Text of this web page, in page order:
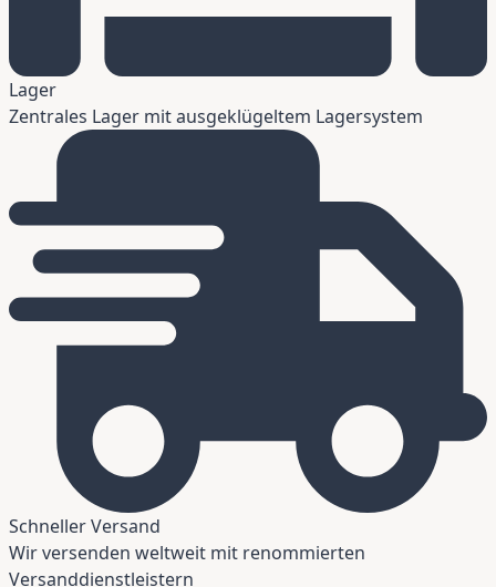
Lager
Zentrales Lager mit ausgeklügeltem Lagersystem
Schneller Versand
Wir versenden weltweit mit renommierten
Versanddienstleistern